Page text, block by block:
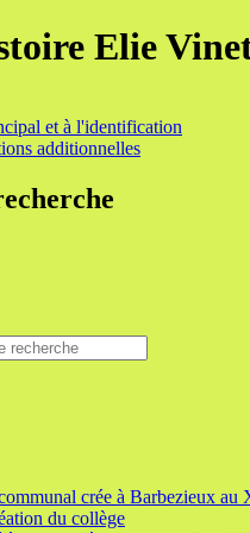
et à l'identification
additionnelles
crée à Barbezieux au
du collège